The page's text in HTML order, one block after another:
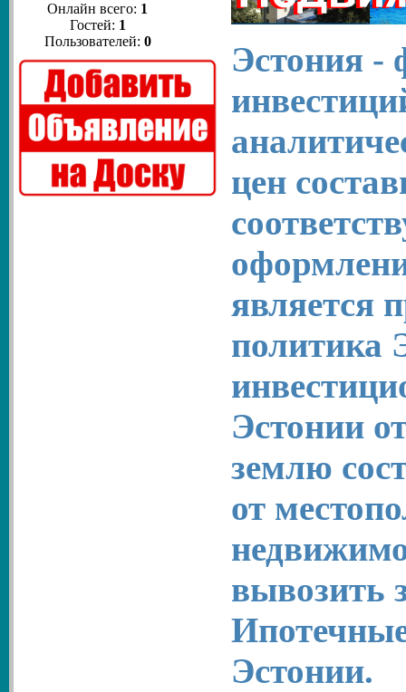
Онлайн всего: 1
Гостей: 1
Пользователей: 0
Эстония -
цен
является
политика
Эстонии
землю
от
вывозить
Эстонии.